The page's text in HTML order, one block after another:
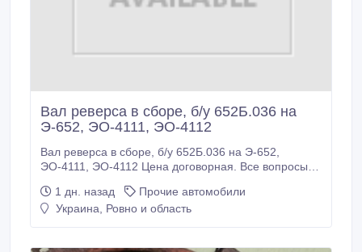
Вал реверса в сборе, б/у 652Б.036 на
Э-652, ЭО-4111, ЭО-4112
Вал реверса в сборе, б/у 652Б.036 на Э-652,
ЭО-4111, ЭО-4112 Цена договорная. Все вопросы
технику..
1 дн. назад
Прочие автомобили
Украина, Ровно и область